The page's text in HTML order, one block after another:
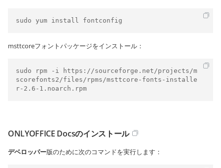
sudo yum install fontconfig
msttcoreフォントパッケージをインストール：
sudo rpm -i https://sourceforge.net/projects/m
scorefonts2/files/rpms/msttcore-fonts-installe
r-2.6-1.noarch.rpm
ONLYOFFICE Docsのインストール
デベロッパー版のために次のコマンドを実行します：